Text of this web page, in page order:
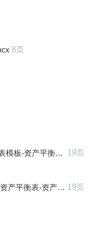
8页
板-损益表模板-利润分配表模板 19页
债表-损益表-利润分配表 19页